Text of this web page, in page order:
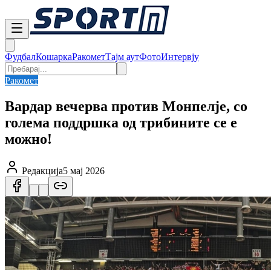
ФудбалКошаркаРакометТајм аутФотоИнтервју
Ракомет
Вардар вечерва против Монпелје, со
голема поддршка од трибините се е
можно!
Редакција5 мај 2026